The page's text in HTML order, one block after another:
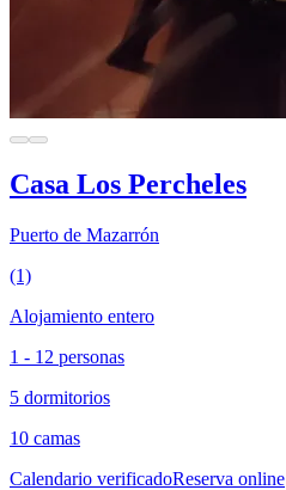
Casa Los Percheles
Puerto de Mazarrón
(1)
Alojamiento entero
1 - 12 personas
5 dormitorios
10 camas
Calendario verificadoReserva online